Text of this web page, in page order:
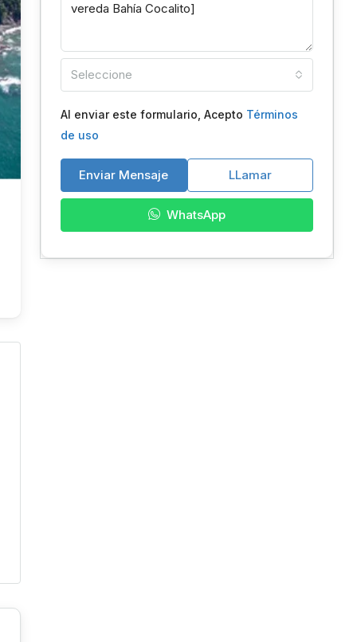
Seleccione
Al enviar este formulario, Acepto Términos
de uso
Enviar Mensaje LLamar
WhatsApp